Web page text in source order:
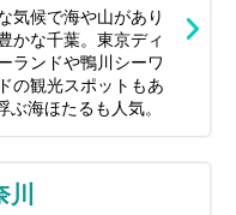
気候で海や山があり
かな千葉。東京ディ
ランドや鴨川シーワ
の観光スポットもあ
海ほたるも人気。